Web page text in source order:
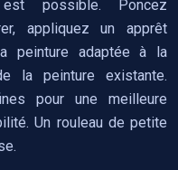
est possible. Poncez
appliquez un apprêt
peinture adaptée à la
la peinture existante.
pour une meilleure
Un rouleau de petite